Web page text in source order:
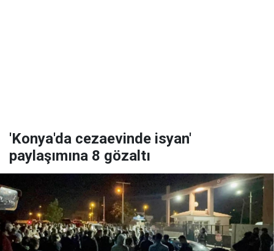
'Konya'da cezaevinde isyan'
paylaşımına 8 gözaltı